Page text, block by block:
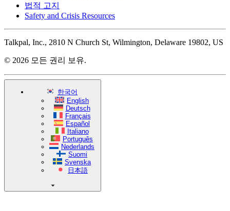
법적 고지
Safety and Crisis Resources
Talkpal, Inc., 2810 N Church St, Wilmington, Delaware 19802, US
© 2026 모든 권리 보유.
한국어
English
Deutsch
Français
Español
Italiano
Português
Nederlands
Suomi
Svenska
日本語